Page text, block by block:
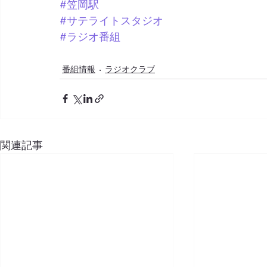
#笠岡駅
#サテライトスタジオ
#ラジオ番組
番組情報 ラジオクラブ
関連記事